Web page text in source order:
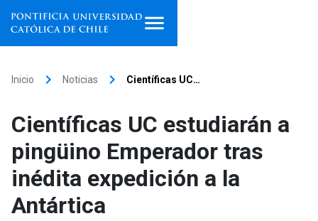
Facultades, escuelas e
institutos
Investigación
Inicio keyboard_arrow_right Noticias keyboard_arrow_right Científicas UC…
Científicas UC estudiarán a
pingüino Emperador tras
inédita expedición a la
Antártica